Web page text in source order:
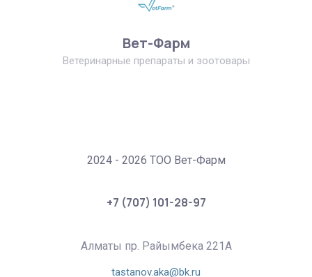
Вет-Фарм
Ветеринарные препараты и зоотовары
2024 - 2026 ТОО Вет-Фарм
+7 (707) 101-28-97
Алматы пр. Райымбека 221А
tastanov.aka@bk.ru